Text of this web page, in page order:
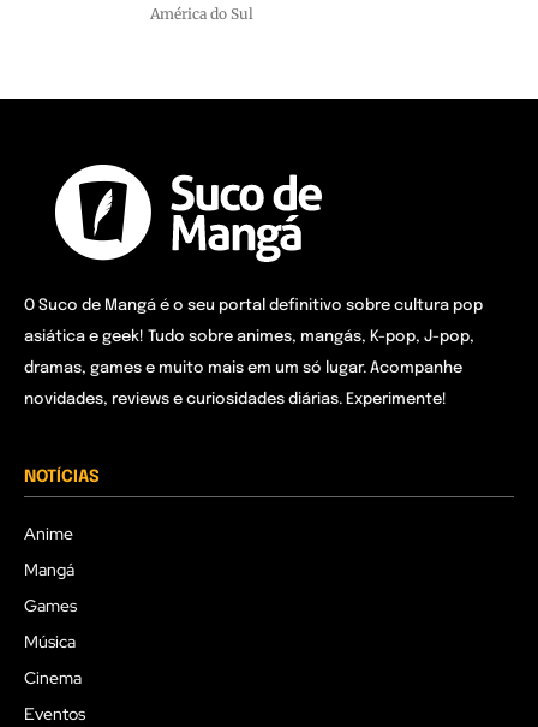
América do Sul
O Suco de Mangá é o seu portal definitivo sobre cultura pop
asiática e geek! Tudo sobre animes, mangás, K-pop, J-pop,
dramas, games e muito mais em um só lugar. Acompanhe
novidades, reviews e curiosidades diárias. Experimente!
NOTÍCIAS
Anime
Mangá
Games
Música
Cinema
Eventos